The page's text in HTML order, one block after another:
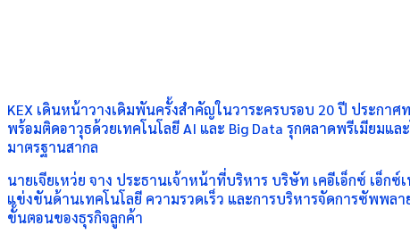
KEX เดินหน้าวางเดิมพันครั้งสำคัญในวาระครบรอบ 20 ปี ประกา
พร้อมติดอาวุธด้วยเทคโนโลยี AI และ Big Data รุกตลาดพรีเมียม
มาตรฐานสากล
นายเจียเหว่ย จาง ประธานเจ้าหน้าที่บริหาร บริษัท เคอีเอ็กซ์ เอ็ก
แข่งขันด้านเทคโนโลยี ความรวดเร็ว และการบริหารจัดการซัพพล
ขั้นตอนของธุรกิจลูกค้า